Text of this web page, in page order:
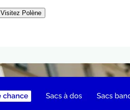
Visitez Polène